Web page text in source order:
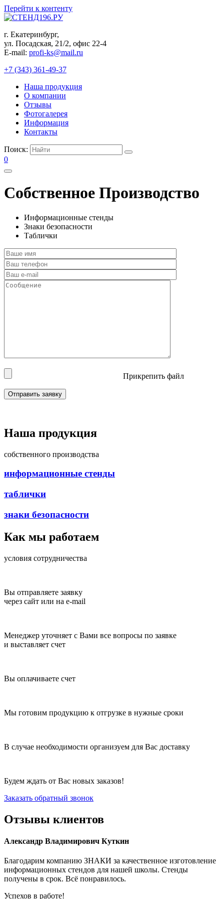
Перейти к контенту
г. Екатеринбург,
ул. Посадская, 21/2, офис 22-4
E-mail: profi-ks@mail.ru
+7 (343) 361-49-37
Наша продукция
О компании
Отзывы
Фотогалерея
Информация
Контакты
Поиск:
0
Собственное Производство
Информационные стенды
Знаки безопасности
Таблички
Прикрепить файл
Наша продукция
собственного производства
информационные стенды
таблички
знаки безопасности
Как мы работаем
условия сотрудничества
Вы отправляете заявку
через сайт или на e-mail
Менеджер уточняет с Вами все вопросы по заявке
и выставляет счет
Вы оплачиваете счет
Мы готовим продукцию к отгрузке в нужные сроки
В случае необходимости организуем для Вас доставку
Будем ждать от Вас новых заказов!
Заказать обратный звонок
Отзывы клиентов
Александр Владимирович Куткин
Благодарим компанию ЗНАКИ за качественное изготовление
информационных стендов для нашей школы. Стенды
получены в срок. Всё понравилось.
Успехов в работе!